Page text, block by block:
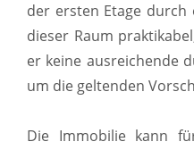
der ersten Etage
dieser Raum
er keine ausreichende
um die geltenden
Die Immobilie kann